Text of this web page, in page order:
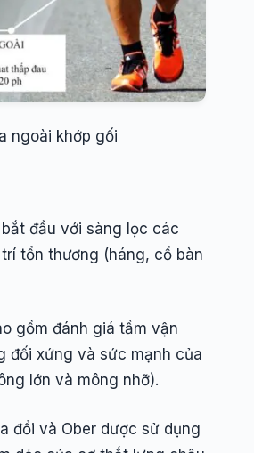
ngoài khớp gối
đầu với sàng lọc các
tổn thương (háng, cổ bàn
gồm đánh giá tầm vận
đối xứng và sức mạnh của
lớn và mông nhỡ).
đổi và Ober dược sử dụng